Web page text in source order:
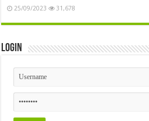
25/09/2023 31,678
Login